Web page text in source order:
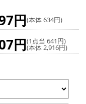
円(本体 634円)
円(1点当 641円)
(本体 2,916円)